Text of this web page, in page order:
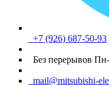
+7 (926) 687-50-93
Без перерывов
mail@mitsubishi-